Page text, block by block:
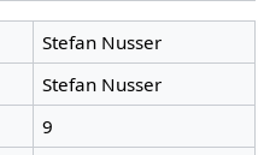
Stefan Nusser
Stefan Nusser
9